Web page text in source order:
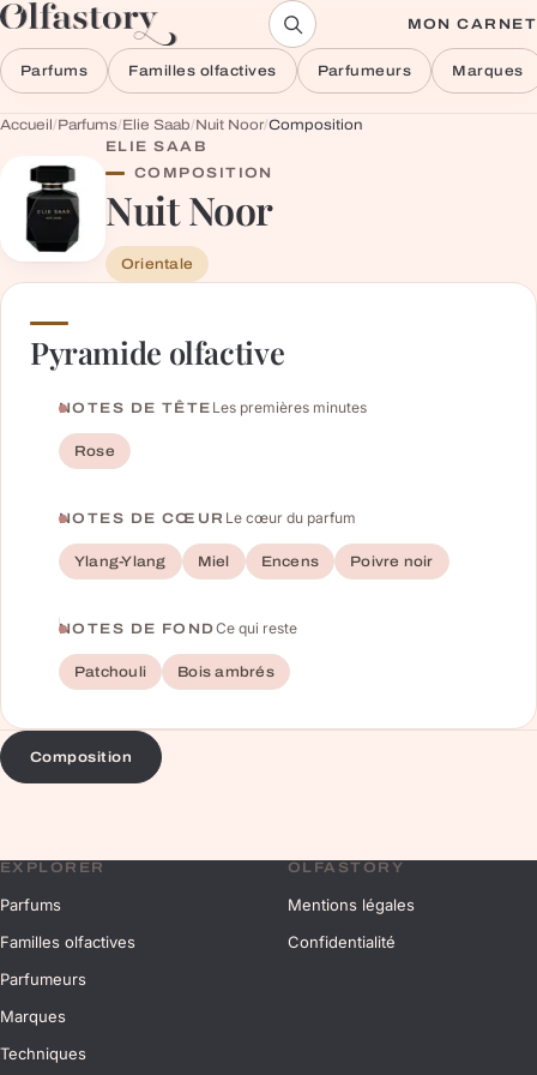
Aller au contenu MON CARNET
Parfums Familles olfactives Parfumeurs Marques
Accueil/Parfums/Elie Saab/Nuit Noor/Composition
ELIE SAAB
COMPOSITION
Nuit Noor
Orientale
Pyramide olfactive
NOTES DE TÊTE Les premières minutes
Rose
NOTES DE CŒUR Le cœur du parfum
Ylang-Ylang Miel Encens Poivre noir
NOTES DE FONDCe qui reste
Patchouli Bois ambrés
Composition
EXPLORER
Parfums
Familles olfactives
Parfumeurs
Marques
Techniques
OLFASTORY
Mentions légales
Confidentialité